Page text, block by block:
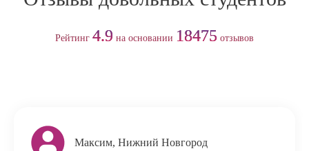
Рейтинг 4.9 на основании 18475 отзывов
Максим, Нижний Новгород